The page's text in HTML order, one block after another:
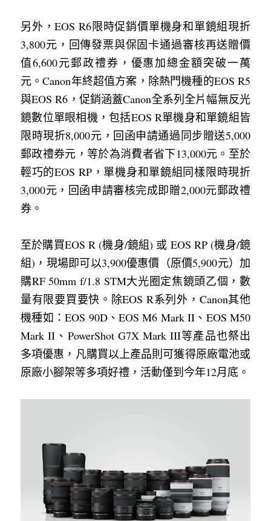
另外，EOS R6限時促銷價單機身和單鏡組現折
3,800元，回傳發票與保固卡通過審核再送贈價
值6,600元郵政禮券，優惠加總金額突破一萬
元。Canon年終超值方案，除熱門機種的EOS R5
與EOS R6，促銷涵蓋Canon全系列全片幅無反光
鏡數位單眼相機，包括EOS R單機身和單鏡組皆
限時現折8,000元，回函申請通過同步贈送5,000
郵政禮券元，等於為消費者省下13,000元。至於
輕巧的EOS RP，單機身和單鏡組同樣限時現折
3,000元，回函申請審核完成即贈2,000元郵政禮
券。
至於購買EOS R (機身/鏡組) 或 EOS RP (機身/鏡
組)，現場即可以3,900優惠價（原價5,900元）加
購RF 50mm f/1.8 STM大光圈定焦鏡頭乙個，數
量有限要買要快。除EOS R系列外，Canon其他
機種如：EOS 90D、EOS M6 Mark II、EOS M50
Mark II、PowerShot G7X Mark III等產品也祭出
多項優惠，凡購買以上產品則可獲得原廠電池或
原廠小腳架等多項好禮，活動僅到今年12月底。